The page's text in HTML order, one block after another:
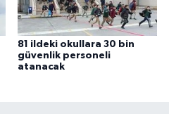
81 ildeki okullara 30 bin
güvenlik personeli
atanacak